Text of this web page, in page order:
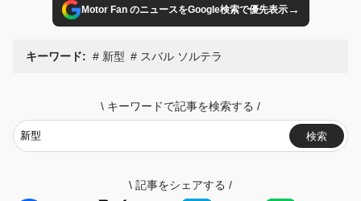
Motor Fan のニュースをGoogle検索で優先表示→
キーワード: 新型 スバル ソルテラ
\ キーワードで記事を検索する /
検索
\ 記事をシェアする /